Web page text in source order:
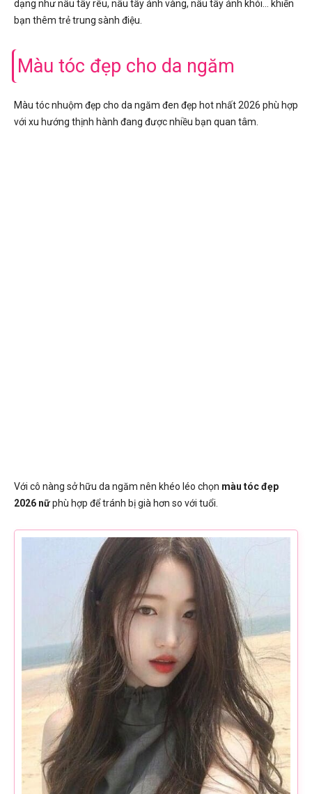
dạng như nâu tây rêu, nâu tây ánh vàng, nâu tây ánh khói… khiến
bạn thêm trẻ trung sành điệu.
Màu tóc đẹp cho da ngăm
Màu tóc nhuộm đẹp cho da ngăm đen đẹp hot nhất 2026 phù hợp
với xu hướng thịnh hành đang được nhiều bạn quan tâm.
Với cô nàng sở hữu da ngăm nên khéo léo chọn màu tóc đẹp
2026 nữphù hợp để tránh bị già hơn so với tuổi.